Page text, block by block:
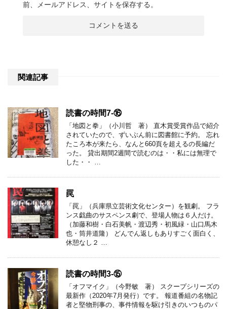
前、メールアドレス、サイトを保存する。
関連記事
読書の時間7-⑯
「地図と拳」（小川哲 著） 直木賞受賞作品で紹介
されていたので、ずいぶん前に図書館に予約。 忘れ
たころ本が来たら、なんと660頁を超えるの長編だ
った。 貸出期間2週間で読むのは・・私には無理で
した・・ …
罠
「罠」（兵庫県立芸術文化センター）を観劇。 フラ
ンス戯曲のサスペンス劇で、登場人物は６人だけ。
（加藤和樹・白石美帆・渡辺秀・初風緑・山口馬木
也・筒井道隆） どんでん返しもありすごく面白く、
休憩なし２ …
読書の時間3-⑮
「オフマイク」（今野敏 著） スクープシリーズの
最新作（2020年7月発行）です。 報道番組の名物記
者と堅物刑事の、事件情報を駆け引きのいつものパ